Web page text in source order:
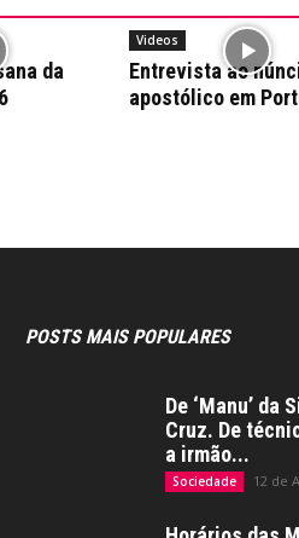
da
Videos
Entrevista ao
apostólico em
POSTS MAIS POPULARES
De ‘Manu’ da
Cruz. De
a irmão...
Sociedade 12 de